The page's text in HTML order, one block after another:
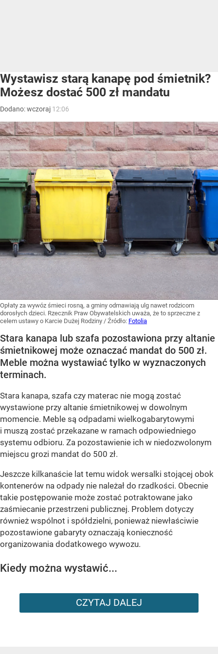
Wystawisz starą kanapę pod śmietnik?
Możesz dostać 500 zł mandatu
Dodano:wczoraj 12:06
Opłaty za wywóz śmieci rosną, a gminy odmawiają ulg nawet rodzicom
dorosłych dzieci. Rzecznik Praw Obywatelskich uważa, że to sprzeczne z
celem ustawy o Karcie Dużej Rodziny / Źródło: Fotolia
Stara kanapa lub szafa pozostawiona przy altanie
śmietnikowej może oznaczać mandat do 500 zł.
Meble można wystawiać tylko w wyznaczonych
terminach.
Stara kanapa, szafa czy materac nie mogą zostać
wystawione przy altanie śmietnikowej w dowolnym
momencie. Meble są odpadami wielkogabarytowymi
i muszą zostać przekazane w ramach odpowiedniego
systemu odbioru. Za pozostawienie ich w niedozwolonym
miejscu grozi mandat do 500 zł.
Jeszcze kilkanaście lat temu widok wersalki stojącej obok
kontenerów na odpady nie należał do rzadkości. Obecnie
takie postępowanie może zostać potraktowane jako
zaśmiecanie przestrzeni publicznej. Problem dotyczy
również wspólnot i spółdzielni, ponieważ niewłaściwie
pozostawione gabaryty oznaczają konieczność
organizowania dodatkowego wywozu.
Kiedy można wystawić...
CZYTAJ DALEJ